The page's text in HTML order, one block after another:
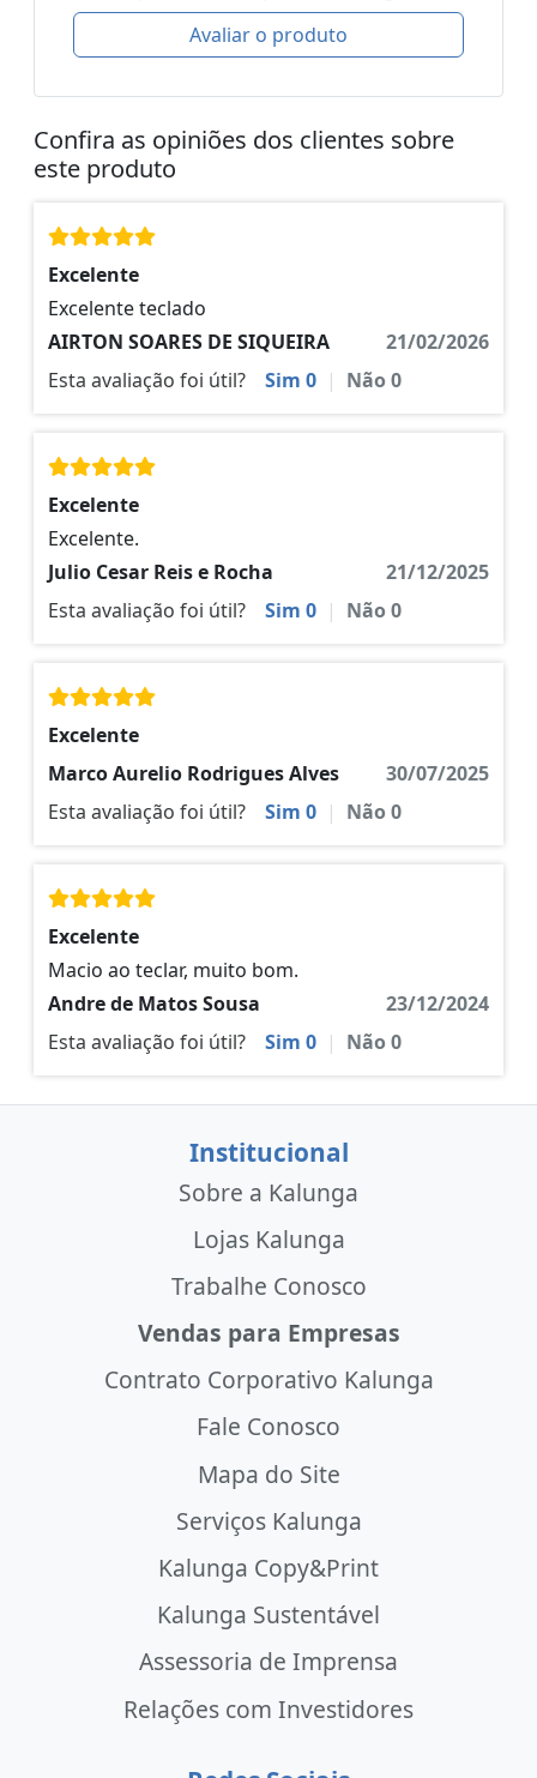
Avaliar o produto
Confira as opiniões dos clientes sobre
este produto
Excelente
Excelente teclado
AIRTON SOARES DE SIQUEIRA
21/02/2026
Esta avaliação foi útil?
Sim 0 | Não0
Excelente
Excelente.
Julio Cesar Reis e Rocha
21/12/2025
Esta avaliação foi útil?
Sim 0 | Não0
Excelente
Marco Aurelio Rodrigues Alves
30/07/2025
Esta avaliação foi útil?
Sim 0 | Não0
Excelente
Macio ao teclar, muito bom.
Andre de Matos Sousa
23/12/2024
Esta avaliação foi útil?
Sim 0 | Não0
Institucional
Sobre a Kalunga
Lojas Kalunga
Trabalhe Conosco
Vendas para Empresas
Contrato Corporativo Kalunga
Fale Conosco
Mapa do Site
Serviços Kalunga
Kalunga Copy&Print
Kalunga Sustentável
Assessoria de Imprensa
Relações com Investidores